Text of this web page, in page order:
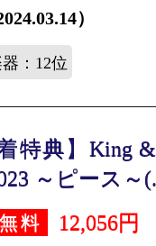
）
：12位
着特典】King
～ピース～
料 12,056円